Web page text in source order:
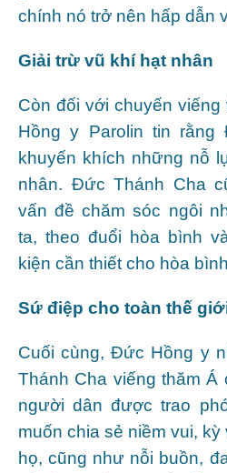
chính nó trở nên hấp dẫn
Giải trừ vũ khí hạt nhân
Còn đối với chuyến
Hồng y Parolin tin
khuyến khích những nỗ
nhân. Đức Thánh Cha
vấn đề chăm sóc ngôi
ta, theo đuổi hòa bình
kiện cần thiết cho hòa
Sứ điệp cho toàn thế
Cuối cùng, Đức Hồng y
Thánh Cha viếng thăm Á
người dân được trao
muốn chia sẻ niềm vui,
họ, cũng như nỗi buồn,